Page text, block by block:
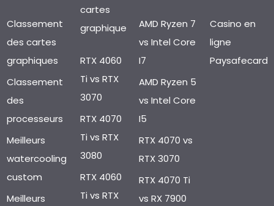
Classement
des cartes
graphiques
Classement
des
processeurs
Meilleurs
watercooling
custom
Meilleurs
cartes
graphique
RTX 4060
Ti vs RTX
3070
RTX 4070
Ti vs RTX
3080
RTX 4060
Ti vs RTX
AMD Ryzen 7
vs Intel Core
I7
AMD Ryzen 5
vs Intel Core
I5
RTX 4070 vs
RTX 3070
RTX 4070 Ti
vs RX 7900
Casino en
ligne
Paysafecard